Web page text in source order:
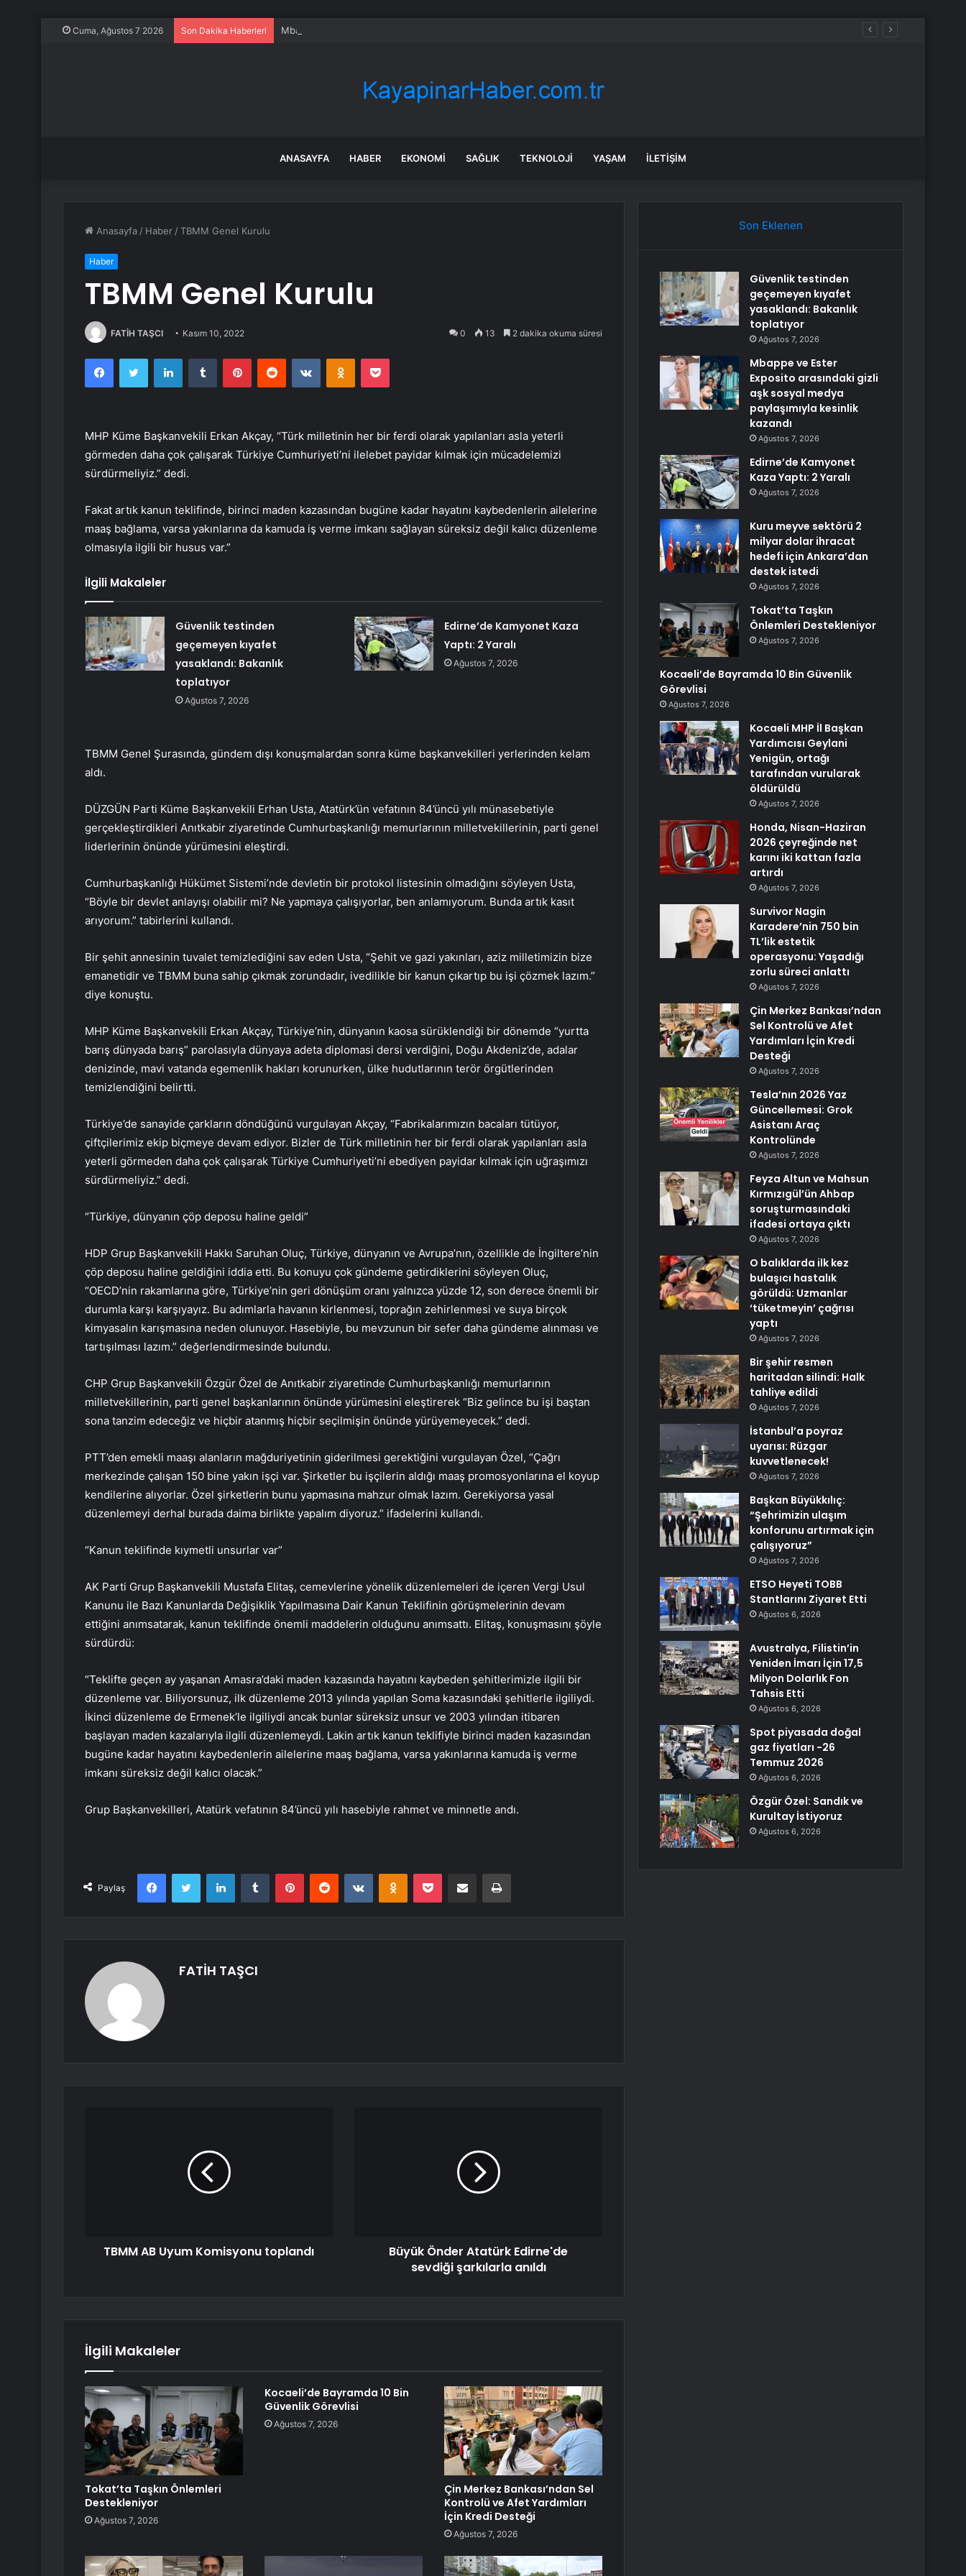
Cuma, Ağustos 7 2026 Son Dakika Haberleri Mbappe ve Ester Exposito arasındaki gizli aşk sosyal medya paylaşımıyla kesinlik kazandı
ANASAYFA HABER EKONOMI SAĞLIK TEKNOLOJI YAŞAM İLETIŞIM
Anasayfa / Haber /TBMM Genel Kurulu
Haber
TBMM Genel Kurulu
FATİH TAŞCI Kasım 10, 2022 0 13 2 dakika okuma süresi
FacebookTwitter LinkedInTumblr PinterestReddit VKontakteOdnoklassniki
Pocket
MHP Küme Başkanvekili Erkan Akçay, “Türk milletinin her bir ferdi olarak yapılanları asla yeterli
görmeden daha çok çalışarak Türkiye Cumhuriyeti’ni ilelebet payidar kılmak için mücadelemizi
sürdürmeliyiz.” dedi.
Fakat artık kanun teklifinde, birinci maden kazasından bugüne kadar hayatını kaybedenlerin ailelerine
maaş bağlama, varsa yakınlarına da kamuda iş verme imkanı sağlayan süreksiz değil kalıcı düzenleme
olmasıyla ilgili bir husus var.”
İlgili Makaleler
Güvenlik testinden
geçemeyen kıyafet
yasaklandı: Bakanlık
toplatıyor
Ağustos 7, 2026
Edirne’de Kamyonet Kaza
Yaptı: 2 Yaralı
Ağustos 7, 2026
TBMM Genel Şurasında, gündem dışı konuşmalardan sonra küme başkanvekilleri yerlerinden kelam
aldı.
DÜZGÜN Parti Küme Başkanvekili Erhan Usta, Atatürk’ün vefatının 84’üncü yılı münasebetiyle
gerçekleştirdikleri Anıtkabir ziyaretinde Cumhurbaşkanlığı memurlarının milletvekillerinin, parti genel
liderlerinin önünde yürümesini eleştirdi.
Cumhurbaşkanlığı Hükümet Sistemi’nde devletin bir protokol listesinin olmadığını söyleyen Usta,
“Böyle bir devlet anlayışı olabilir mi? Ne yapmaya çalışıyorlar, ben anlamıyorum. Bunda artık kasıt
arıyorum.” tabirlerini kullandı.
Bir şehit annesinin tuvalet temizlediğini sav eden Usta, “Şehit ve gazi yakınları, aziz milletimizin bize
emanetidir ve TBMM buna sahip çıkmak zorundadır, ivedilikle bir kanun çıkartıp bu işi çözmek lazım.”
diye konuştu.
MHP Küme Başkanvekili Erkan Akçay, Türkiye’nin, dünyanın kaosa sürüklendiği bir dönemde “yurtta
barış dünyada barış” parolasıyla dünyaya adeta diplomasi dersi verdiğini, Doğu Akdeniz’de, adalar
denizinde, mavi vatanda egemenlik hakları korunurken, ülke hudutlarının terör örgütlerinden
temizlendiğini belirtti.
Türkiye’de sanayide çarkların döndüğünü vurgulayan Akçay, “Fabrikalarımızın bacaları tütüyor,
çiftçilerimiz ekip biçmeye devam ediyor. Bizler de Türk milletinin her bir ferdi olarak yapılanları asla
yeterli görmeden daha çok çalışarak Türkiye Cumhuriyeti’ni ebediyen payidar kılmak için uğraşımızı
sürdürmeliyiz.” dedi.
“Türkiye, dünyanın çöp deposu haline geldi”
HDP Grup Başkanvekili Hakkı Saruhan Oluç, Türkiye, dünyanın ve Avrupa’nın, özellikle de İngiltere’nin
çöp deposu haline geldiğini iddia etti. Bu konuyu çok gündeme getirdiklerini söyleyen Oluç,
“OECD’nin rakamlarına göre, Türkiye’nin geri dönüşüm oranı yalnızca yüzde 12, son derece önemli bir
durumla karşı karşıyayız. Bu adımlarla havanın kirlenmesi, toprağın zehirlenmesi ve suya birçok
kimyasalın karışmasına neden olunuyor. Hasebiyle, bu mevzunun bir sefer daha gündeme alınması ve
tartışılması lazım.” değerlendirmesinde bulundu.
CHP Grup Başkanvekili Özgür Özel de Anıtkabir ziyaretinde Cumhurbaşkanlığı memurlarının
milletvekillerinin, parti genel başkanlarının önünde yürümesini eleştirerek “Biz gelince bu işi baştan
sona tanzim edeceğiz ve hiçbir atanmış hiçbir seçilmişin önünde yürüyemeyecek.” dedi.
PTT’den emekli maaşı alanların mağduriyetinin giderilmesi gerektiğini vurgulayan Özel, “Çağrı
merkezinde çalışan 150 bine yakın işçi var. Şirketler bu işçilerin aldığı maaş promosyonlarına el koyup
kendilerine alıyorlar. Özel şirketlerin bunu yapmasına mahzur olmak lazım. Gerekiyorsa yasal
düzenlemeyi derhal burada daima birlikte yapalım diyoruz.” ifadelerini kullandı.
“Kanun teklifinde kıymetli unsurlar var”
AK Parti Grup Başkanvekili Mustafa Elitaş, cemevlerine yönelik düzenlemeleri de içeren Vergi Usul
Kanunu ile Bazı Kanunlarda Değişiklik Yapılmasına Dair Kanun Teklifinin görüşmelerinin devam
ettiğini anımsatarak, kanun teklifinde önemli maddelerin olduğunu anımsattı. Elitaş, konuşmasını şöyle
sürdürdü:
“Teklifte geçen ay yaşanan Amasra’daki maden kazasında hayatını kaybeden şehitlerimizle ilgili bir
düzenleme var. Biliyorsunuz, ilk düzenleme 2013 yılında yapılan Soma kazasındaki şehitlerle ilgiliydi.
İkinci düzenleme de Ermenek’le ilgiliydi ancak bunlar süreksiz unsur ve 2003 yılından itibaren
başlayan maden kazalarıyla ilgili düzenlemeydi. Lakin artık kanun teklifiyle birinci maden kazasından
bugüne kadar hayatını kaybedenlerin ailelerine maaş bağlama, varsa yakınlarına kamuda iş verme
imkanı süreksiz değil kalıcı olacak.”
Grup Başkanvekilleri, Atatürk vefatının 84’üncü yılı hasebiyle rahmet ve minnetle andı.
Paylaş
FacebookTwitter LinkedInTumblr PinterestReddit VKontakteOdnoklassniki
Pocket E-Posta ile paylaş Yazdır
FATİH TAŞCI
TBMM AB Uyum Komisyonu toplandı
Büyük Önder Atatürk Edirne'de
sevdiği şarkılarla anıldı
İlgili Makaleler
Tokat’ta Taşkın Önlemleri
Destekleniyor
Ağustos 7, 2026
Kocaeli’de Bayramda 10 Bin
Güvenlik Görevlisi
Ağustos 7, 2026
Çin Merkez Bankası’ndan Sel
Kontrolü ve Afet Yardımları
İçin Kredi Desteği
Ağustos 7, 2026
Son Eklenen
Güvenlik testinden
geçemeyen kıyafet
yasaklandı: Bakanlık
toplatıyor
Ağustos 7, 2026
Mbappe ve Ester
Exposito arasındaki gizli
aşk sosyal medya
paylaşımıyla kesinlik
kazandı
Ağustos 7, 2026
Edirne’de Kamyonet
Kaza Yaptı: 2 Yaralı
Ağustos 7, 2026
Kuru meyve sektörü 2
milyar dolar ihracat
hedefi için Ankara’dan
destek istedi
Ağustos 7, 2026
Tokat’ta Taşkın
Önlemleri Destekleniyor
Ağustos 7, 2026
Kocaeli’de Bayramda 10 Bin Güvenlik
Görevlisi
Ağustos 7, 2026
Kocaeli MHP İl Başkan
Yardımcısı Geylani
Yenigün, ortağı
tarafından vurularak
öldürüldü
Ağustos 7, 2026
Honda, Nisan-Haziran
2026 çeyreğinde net
karını iki kattan fazla
artırdı
Ağustos 7, 2026
Survivor Nagin
Karadere’nin 750 bin
TL’lik estetik
operasyonu: Yaşadığı
zorlu süreci anlattı
Ağustos 7, 2026
Çin Merkez Bankası’ndan
Sel Kontrolü ve Afet
Yardımları İçin Kredi
Desteği
Ağustos 7, 2026
Tesla’nın 2026 Yaz
Güncellemesi: Grok
Asistanı Araç
Kontrolünde
Ağustos 7, 2026
Feyza Altun ve Mahsun
Kırmızıgül’ün Ahbap
soruşturmasındaki
ifadesi ortaya çıktı
Ağustos 7, 2026
O balıklarda ilk kez
bulaşıcı hastalık
görüldü: Uzmanlar
‘tüketmeyin’ çağrısı
yaptı
Ağustos 7, 2026
Bir şehir resmen
haritadan silindi: Halk
tahliye edildi
Ağustos 7, 2026
İstanbul’a poyraz
uyarısı: Rüzgar
kuvvetlenecek!
Ağustos 7, 2026
Başkan Büyükkılıç:
“Şehrimizin ulaşım
konforunu artırmak için
çalışıyoruz”
Ağustos 7, 2026
ETSO Heyeti TOBB
Stantlarını Ziyaret Etti
Ağustos 6, 2026
Avustralya, Filistin’in
Yeniden İmarı İçin 17,5
Milyon Dolarlık Fon
Tahsis Etti
Ağustos 6, 2026
Spot piyasada doğal
gaz fiyatları -26
Temmuz 2026
Ağustos 6, 2026
Özgür Özel: Sandık ve
Kurultay İstiyoruz
Ağustos 6, 2026